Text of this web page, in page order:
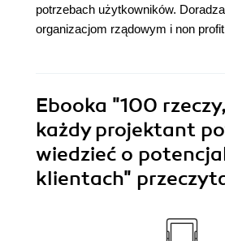
potrzebach użytkowników.
organizacjom rządowym i non
Ebooka "100
każdy projektant
wiedzieć o
klientach"